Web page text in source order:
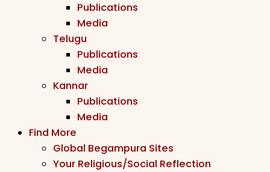
Publications
Media
Telugu
Publications
Media
Kannar
Publications
Media
Find More
Global Begampura Sites
Your Religious/Social Reflection